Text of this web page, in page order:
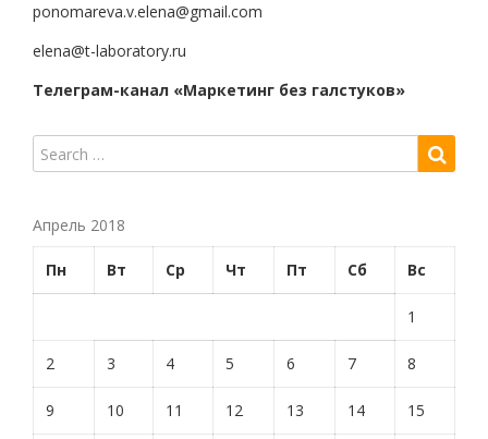
ponomareva.v.elena@gmail.com
elena@t-laboratory.ru
Телеграм-канал «Маркетинг без галстуков»
Апрель 2018
Пн Вт Ср Чт Пт Сб Вс
1
2 3 4 5 6 7 8
9 10 11 12 13 14 15